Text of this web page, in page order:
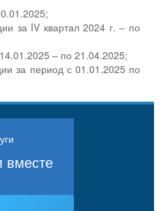
за IV квартал 2024 г. – по
– по 21.04.2025;
за период с 01.01.2025 по
вместе